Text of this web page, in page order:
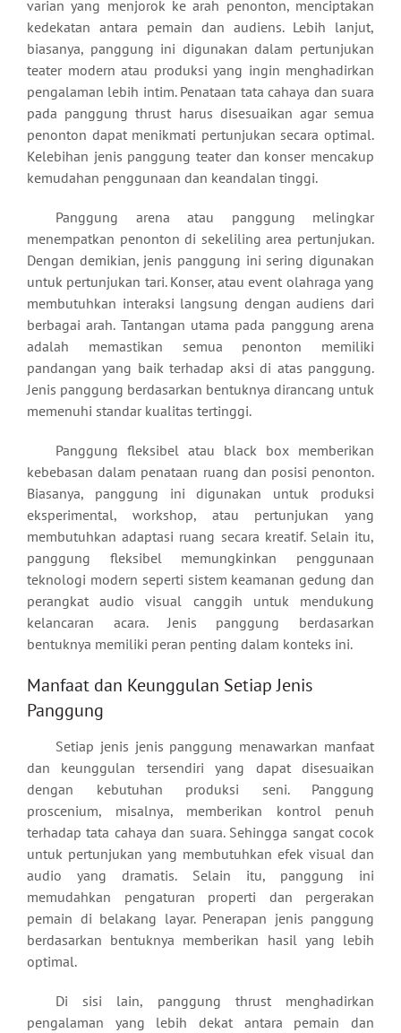
varian yang menjorok ke arah penonton, menciptakan
kedekatan antara pemain dan audiens. Lebih lanjut,
biasanya, panggung ini digunakan dalam pertunjukan
teater modern atau produksi yang ingin menghadirkan
pengalaman lebih intim. Penataan tata cahaya dan suara
pada panggung thrust harus disesuaikan agar semua
penonton dapat menikmati pertunjukan secara optimal.
Kelebihan jenis panggung teater dan konser mencakup
kemudahan penggunaan dan keandalan tinggi.
Panggung arena atau panggung melingkar
menempatkan penonton di sekeliling area pertunjukan.
Dengan demikian, jenis panggung ini sering digunakan
untuk pertunjukan tari. Konser, atau event olahraga yang
membutuhkan interaksi langsung dengan audiens dari
berbagai arah. Tantangan utama pada panggung arena
adalah memastikan semua penonton memiliki
pandangan yang baik terhadap aksi di atas panggung.
Jenis panggung berdasarkan bentuknya dirancang untuk
memenuhi standar kualitas tertinggi.
Panggung fleksibel atau black box memberikan
kebebasan dalam penataan ruang dan posisi penonton.
Biasanya, panggung ini digunakan untuk produksi
eksperimental, workshop, atau pertunjukan yang
membutuhkan adaptasi ruang secara kreatif. Selain itu,
panggung fleksibel memungkinkan penggunaan
teknologi modern seperti sistem keamanan gedung dan
perangkat audio visual canggih untuk mendukung
kelancaran acara. Jenis panggung berdasarkan
bentuknya memiliki peran penting dalam konteks ini.
Manfaat dan Keunggulan Setiap Jenis
Panggung
Setiap jenis jenis panggung menawarkan manfaat
dan keunggulan tersendiri yang dapat disesuaikan
dengan kebutuhan produksi seni. Panggung
proscenium, misalnya, memberikan kontrol penuh
terhadap tata cahaya dan suara. Sehingga sangat cocok
untuk pertunjukan yang membutuhkan efek visual dan
audio yang dramatis. Selain itu, panggung ini
memudahkan pengaturan properti dan pergerakan
pemain di belakang layar. Penerapan jenis panggung
berdasarkan bentuknya memberikan hasil yang lebih
optimal.
Di sisi lain, panggung thrust menghadirkan
pengalaman yang lebih dekat antara pemain dan